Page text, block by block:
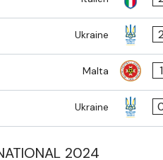
Ukraine 2
Malta 1
Ukraine
2024